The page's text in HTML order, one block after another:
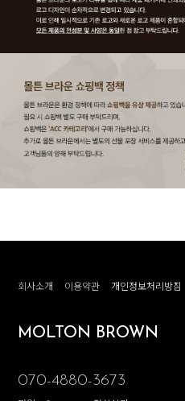
회사소개 이용약관 개인정보처리방침
MOLTON BROWN
070-4880-3673